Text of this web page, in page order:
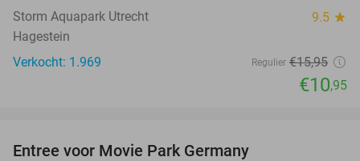
Storm Aquapark Utrecht 9.5 star
Hagestein
Verkocht: 1.969
Regulier €15,95
€10,95
Entree voor Movie Park Germany